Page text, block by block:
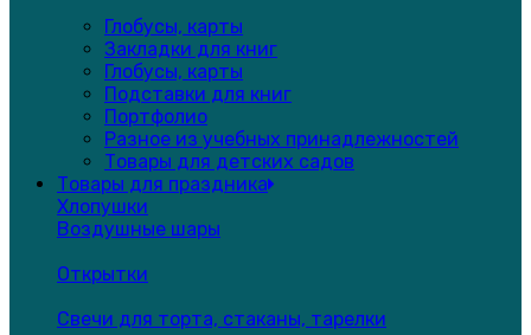
Глобусы, карты
Закладки для книг
Глобусы, карты
Подставки для книг
Портфолио
Разное из учебных принадлежностей
Товары для детских садов
Товары для праздника
Хлопушки
Воздушные шары
Открытки
Свечи для торта, стаканы, тарелки